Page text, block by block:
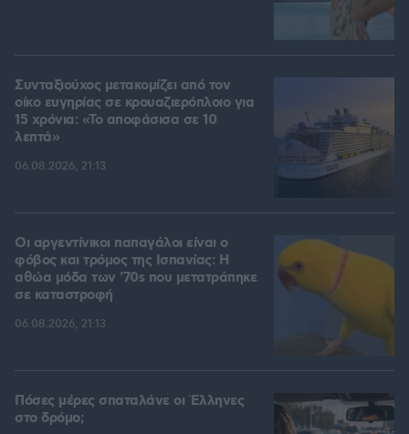
Συνταξιούχος μετακομίζει από τον
οίκο ευγηρίας σε κρουαζιερόπλοιο για
15 χρόνια: «Το αποφάσισα σε 10
λεπτά»
06.08.2026, 21:13
Οι αργεντίνικοι παπαγάλοι είναι ο
φόβος και τρόμος της Ισπανίας: Η
αθώα μόδα των '70s που μετατράπηκε
σε καταστροφή
06.08.2026, 21:13
Πόσες μέρες σπαταλάνε οι Έλληνες
στο δρόμο;